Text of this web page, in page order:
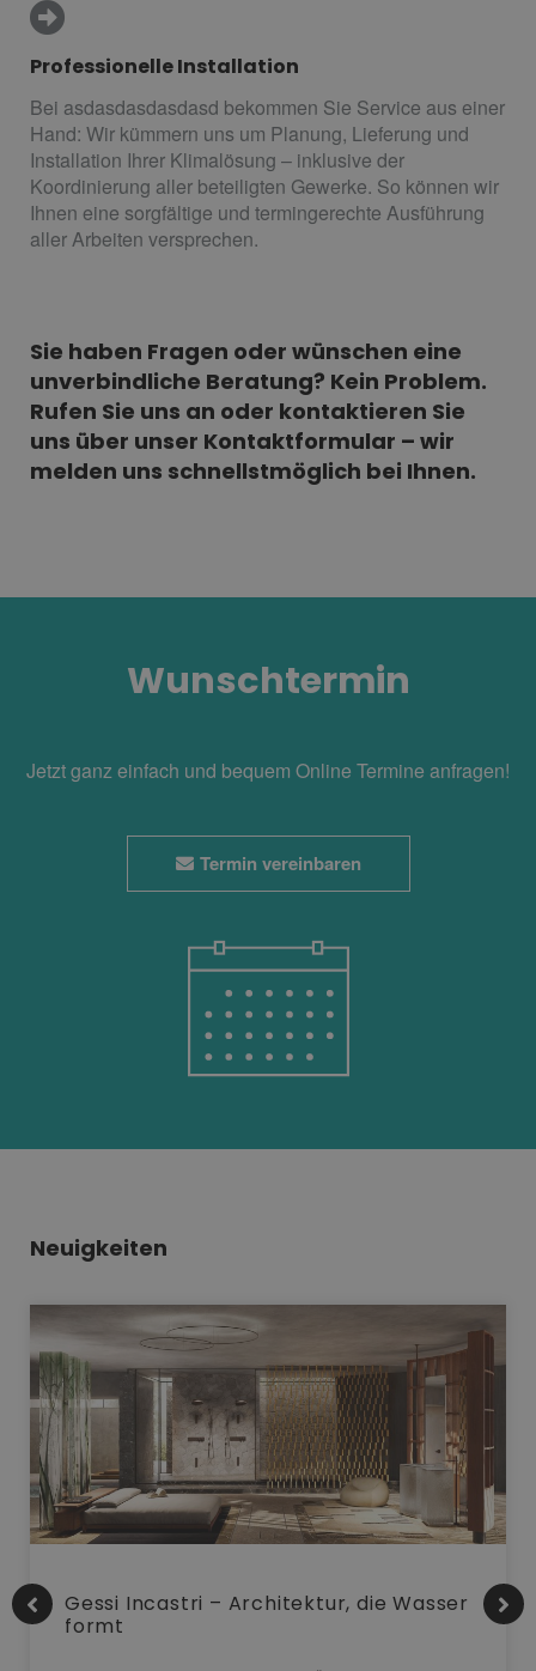
Professionelle Installation
Bei asdasdasdasdasd bekommen Sie Service aus einer
Hand: Wir kümmern uns um Planung, Lieferung und
Installation Ihrer Klimalösung – inklusive der
Koordinierung aller beteiligten Gewerke. So können wir
Ihnen eine sorgfältige und termingerechte Ausführung
aller Arbeiten versprechen.
Sie haben Fragen oder wünschen eine
unverbindliche Beratung? Kein Problem.
Rufen Sie uns an oder kontaktieren Sie
uns über unser Kontaktformular – wir
melden uns schnellstmöglich bei Ihnen.
Wunschtermin
Jetzt ganz einfach und bequem Online Termine anfragen!
Termin vereinbaren
Neuigkeiten
Gessi Incastri – Architektur, die Wasser
formt